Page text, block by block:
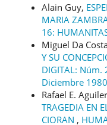
Alain Guy,
MARIA
16:
Miguel Da
Y SU
DIGITAL:
Diciembre 1980
Rafael E.
TRAGEDIA EN
CIORAN ,